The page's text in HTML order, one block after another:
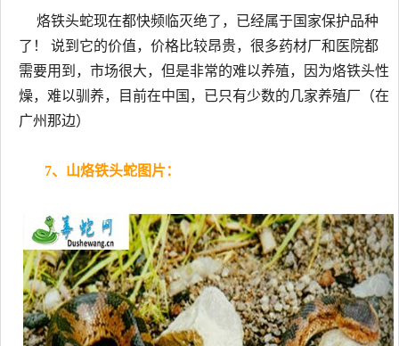
烙铁头蛇现在都快频临灭绝了，已经属于国家保护品种
了！ 说到它的价值，价格比较昂贵，很多药材厂和医院都
需要用到，市场很大，但是非常的难以养殖，因为烙铁头性
燥，难以驯养，目前在中国，已只有少数的几家养殖厂（在
广州那边）
7、山烙铁头蛇图片：